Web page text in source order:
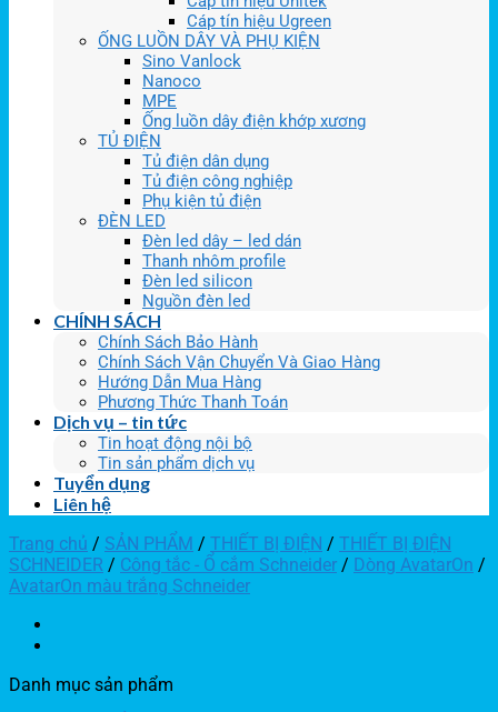
Cáp tín hiệu Ugreen
ỐNG LUỒN DÂY VÀ PHỤ KIỆN
Sino Vanlock
Nanoco
MPE
Ống luồn dây điện khớp xương
TỦ ĐIỆN
Tủ điện dân dụng
Tủ điện công nghiệp
Phụ kiện tủ điện
ĐÈN LED
Đèn led dây – led dán
Thanh nhôm profile
Đèn led silicon
Nguồn đèn led
CHÍNH SÁCH
Chính Sách Bảo Hành
Chính Sách Vận Chuyển Và Giao Hàng
Hướng Dẫn Mua Hàng
Phương Thức Thanh Toán
Dịch vụ – tin tức
Tin hoạt động nội bộ
Tin sản phẩm dịch vụ
Tuyển dụng
Liên hệ
Trang chủ / SẢN PHẨM / THIẾT BỊ ĐIỆN / THIẾT BỊ ĐIỆN
SCHNEIDER / Công tắc - Ổ cắm Schneider / Dòng AvatarOn /
AvatarOn màu trắng Schneider
Danh mục sản phẩm